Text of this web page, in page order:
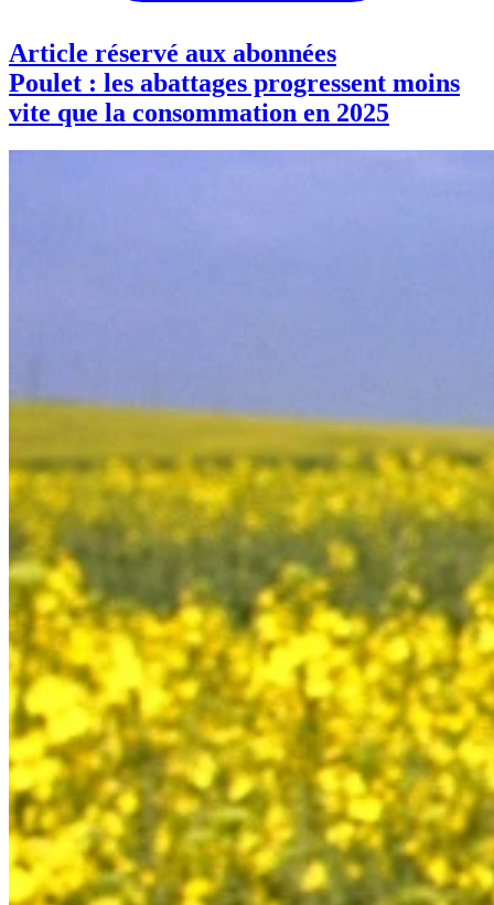
Article réservé aux abonnées
Poulet : les abattages progressent moins
vite que la consommation en 2025